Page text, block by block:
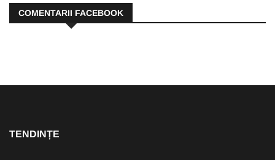
COMENTARII FACEBOOK
TENDINȚE